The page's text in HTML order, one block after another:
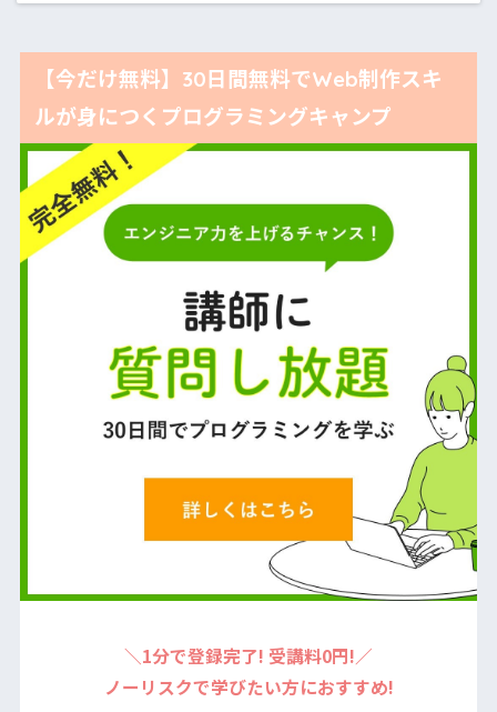
【今だけ無料】30日間無料でWeb制作スキ
ルが身につくプログラミングキャンプ
＼1分で登録完了! 受講料0円!／
ノーリスクで学びたい方におすすめ!